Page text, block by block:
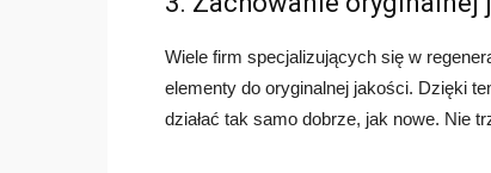
Wiele firm specjalizujących się w
elementy do oryginalnej jakości. Dzięki
działać tak samo dobrze, jak nowe. Nie